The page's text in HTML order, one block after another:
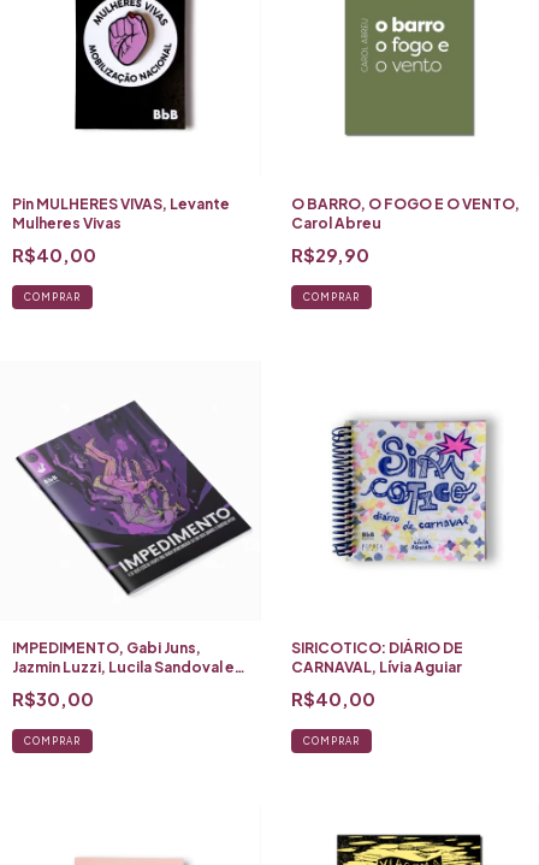
Pin MULHERES VIVAS, Levante
Mulheres Vivas
R$40,00
COMPRAR
O BARRO, O FOGO E O VENTO,
Carol Abreu
R$29,90
IMPEDIMENTO, Gabi Juns,
Jazmin Luzzi, Lucila Sandoval e
Adictos Gráficos
R$30,00
SIRICOTICO: DIÁRIO DE
CARNAVAL, Lívia Aguiar
R$40,00